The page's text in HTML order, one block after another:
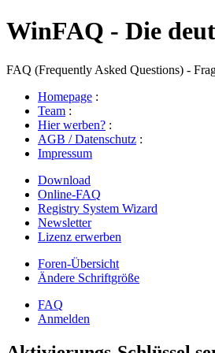
WinFAQ - Die
FAQ (Frequently Asked Questions) -
Homepage :
Team :
Hier werben? :
AGB / Datenschutz :
Impressum
Download
Online-FAQ
Registry System Wizard
Newsletter
Lizenz erwerben
Foren-Übersicht
Ändere Schriftgröße
FAQ
Anmelden